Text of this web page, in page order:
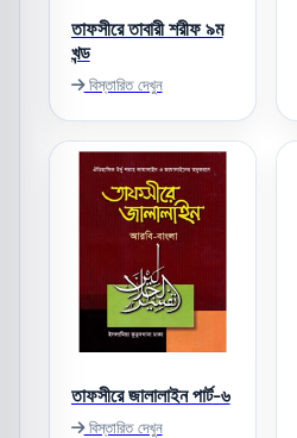
তাফসীরে তাবারী শরীফ ৯ম
খন্ড
বিস্তারিত দেখুন
তাফসীরে জালালাইন পার্ট-৬
বিস্তারিত দেখুন